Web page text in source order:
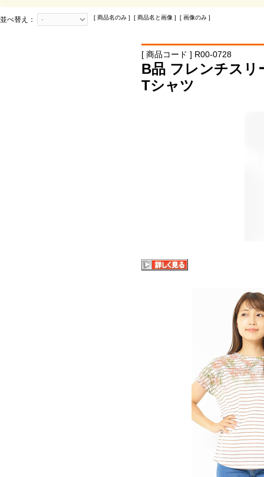
並べ替え： [ 商品名のみ ] [ 商品名と画像 ] [ 画像のみ ]
[ 商品コード ] R00-0728
B品 フレンチスリ
Tシャツ